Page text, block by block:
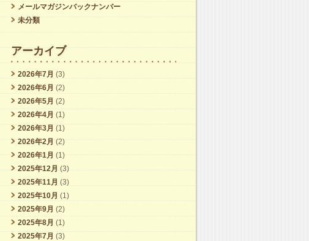
メールマガジンバックナンバー
未分類
アーカイブ
2026年7月 (3)
2026年6月 (2)
2026年5月 (2)
2026年4月 (1)
2026年3月 (1)
2026年2月 (2)
2026年1月 (1)
2025年12月 (3)
2025年11月 (3)
2025年10月 (1)
2025年9月 (2)
2025年8月 (1)
2025年7月 (3)